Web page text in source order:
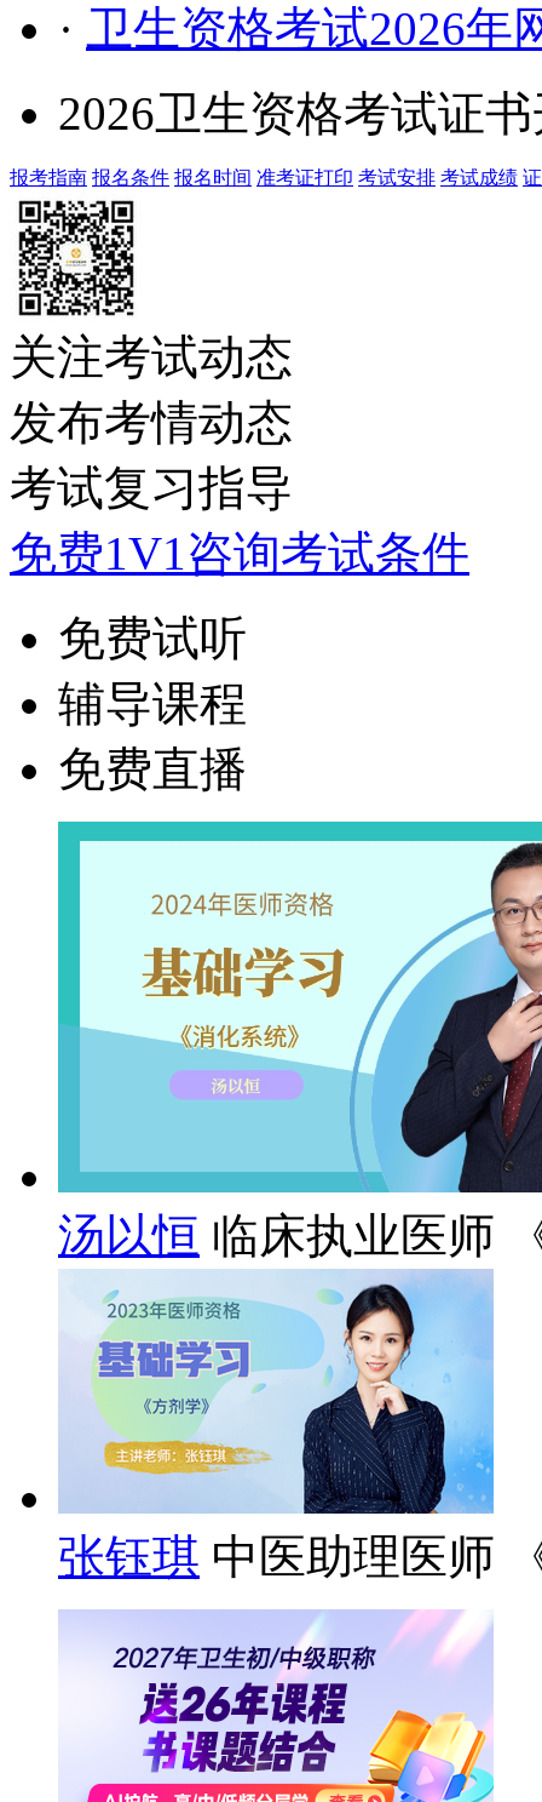
· 卫生资格考试2026年
2026卫生资格考试证
报考指南 报名条件 报名时间 准考证打印 考试安排 考试成绩
关注考试动态
发布考情动态
考试复习指导
免费1V1咨询考试条件
免费试听
辅导课程
免费直播
汤以恒 临床执业医师
张钰琪 中医助理医师